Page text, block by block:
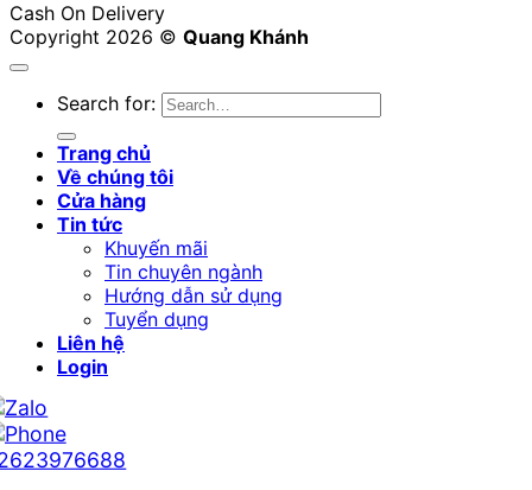
Cash On Delivery
Copyright 2026 © Quang Khánh
Search for:
Trang chủ
Về chúng tôi
Cửa hàng
Tin tức
Khuyến mãi
Tin chuyên ngành
Hướng dẫn sử dụng
Tuyển dụng
Liên hệ
Login